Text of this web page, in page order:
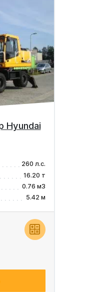
Hyundai
260 л.с.
16.20 т
0.76 м3
5.42 м